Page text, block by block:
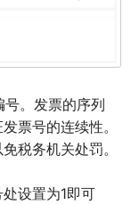
。发票的序列
票号的连续性。
税务机关处罚。
设置为1即可